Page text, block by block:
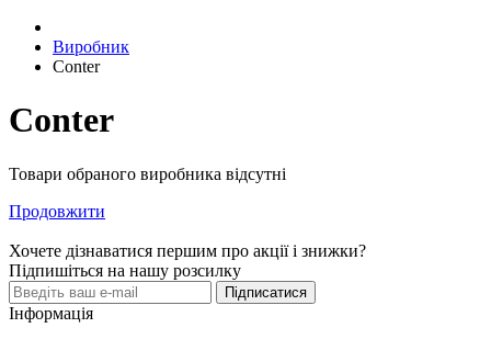
Виробник
Conter
Conter
Товари обраного виробника відсутні
Продовжити
Хочете дізнаватися першим про акції і знижки?
Підпишіться на нашу розсилку
Підписатися
Інформація